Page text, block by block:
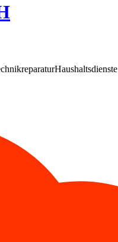
Haushaltsdienste